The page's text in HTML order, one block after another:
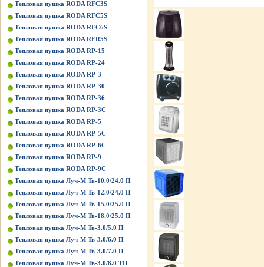
Тепловая пушка RODA RFC3S
Тепловая пушка RODA RFC5S
Тепловая пушка RODA RFC6S
Тепловая пушка RODA RFR5S
Тепловая пушка RODA RP-15
Тепловая пушка RODA RP-24
Тепловая пушка RODA RP-3
Тепловая пушка RODA RP-30
Тепловая пушка RODA RP-36
Тепловая пушка RODA RP-3C
Тепловая пушка RODA RP-5
Тепловая пушка RODA RP-5C
Тепловая пушка RODA RP-6C
Тепловая пушка RODA RP-9
Тепловая пушка RODA RP-9C
Тепловая пушка Луч-М Тв-10.0/24.0 П
Тепловая пушка Луч-М Тв-12.0/24.0 П
Тепловая пушка Луч-М Тв-15.0/25.0 П
Тепловая пушка Луч-М Тв-18.0/25.0 П
Тепловая пушка Луч-М Тв-3.0/5.0 П
Тепловая пушка Луч-М Тв-3.0/6.0 П
Тепловая пушка Луч-М Тв-3.0/7.0 П
Тепловая пушка Луч-М Тв-3.0/8.0 ТП